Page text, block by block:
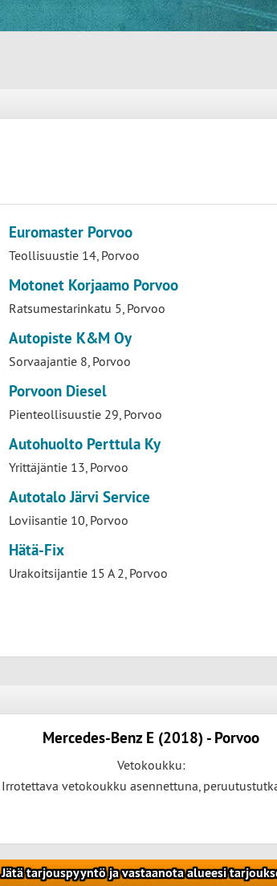
Euromaster Porvoo
Teollisuustie 14, Porvoo
Motonet Korjaamo Porvoo
Ratsumestarinkatu 5, Porvoo
Autopiste K&M Oy
Sorvaajantie 8, Porvoo
Porvoon Diesel
Pienteollisuustie 29, Porvoo
Autohuolto Perttula Ky
Yrittäjäntie 13, Porvoo
Autotalo Järvi Service
Loviisantie 10, Porvoo
Hätä-Fix
Urakoitsijantie 15 A 2, Porvoo
Jätä tarjouspyyntö ja vastaanota alueesi